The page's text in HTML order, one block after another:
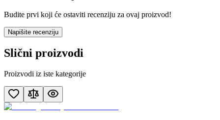
Budite prvi koji će ostaviti recenziju za ovaj proizvod!
Napišite recenziju
Slični proizvodi
Proizvodi iz iste kategorije